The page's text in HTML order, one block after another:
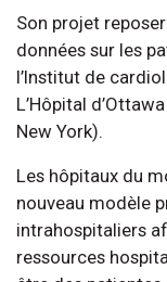
Son projet
données sur les
l’Institut de
L’Hôpital
New York).
Les hôpitaux du
nouveau modèle
intrahospitaliers
ressources